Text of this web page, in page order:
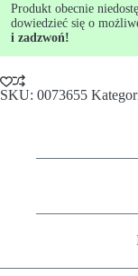
Produkt obecnie
dowiedzieć się o
i zadzwoń!
SKU: 0073655